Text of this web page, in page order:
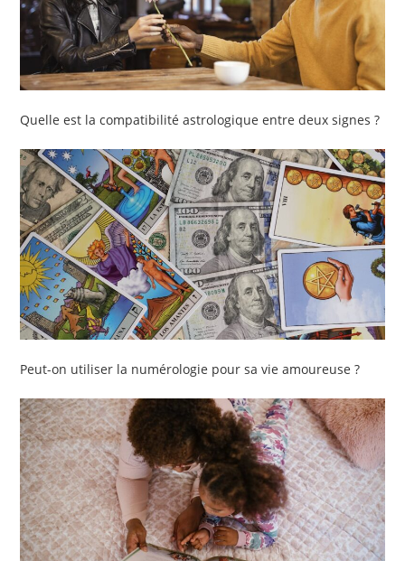
Quelle est la compatibilité astrologique entre deux signes ?
Peut-on utiliser la numérologie pour sa vie amoureuse ?